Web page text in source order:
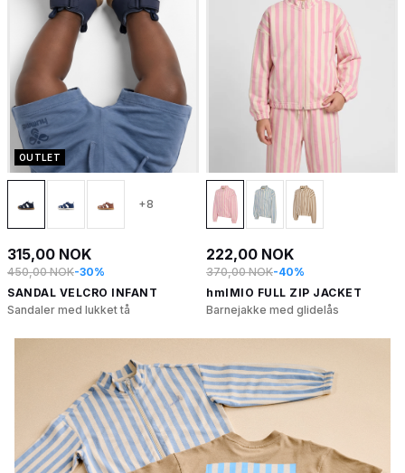
OUTLET
+8
315,00 NOK
450,00 NOK-30%
SANDAL VELCRO INFANT
Sandaler med lukket tå
222,00 NOK
370,00 NOK-40%
hmlMIO FULL ZIP JACKET
Barnejakke med glidelås